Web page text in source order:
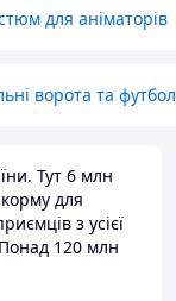
для аніматорів
ворота та
Тут 6 млн
для
з усієї
120 млн